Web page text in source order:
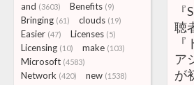
and (3603) Benefits (9)
Bringing (61) clouds (19)
Easier (47) Licenses (5)
Licensing (10) make (103)
Microsoft (4583)
Network (420) new (1538)
聴
ア
が